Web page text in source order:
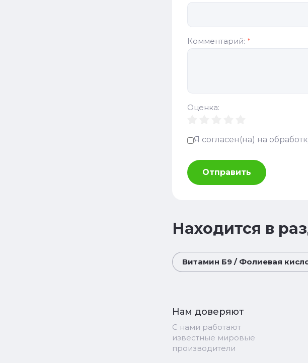
Комментарий: *
Оценка:
Я согласен(на) на
Отправить
Находится в
Витамин Б9 / Фолиевая
Нам доверяют
С нами работают
известные мировые
производители